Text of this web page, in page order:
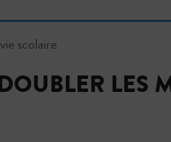
scolaire
LES